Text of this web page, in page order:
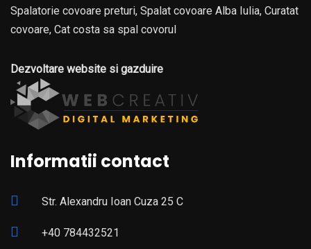
Spalatorie covoare preturi, Spalat covoare Alba Iulia, Curatat
covoare, Cat costa sa spal covorul
Dezvoltare website si gazduire
Informatii contact
Str. Alexandru Ioan Cuza 25 C
+40 784432521